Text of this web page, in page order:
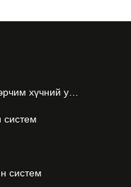
угсралтын систем
систем
систем